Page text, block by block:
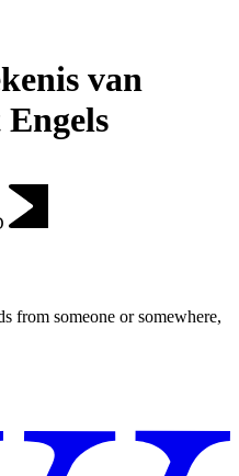
van
from someone or somewhere,